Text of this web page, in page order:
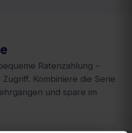
Ratenzahlung –
Kombiniere die Serie
und spare im